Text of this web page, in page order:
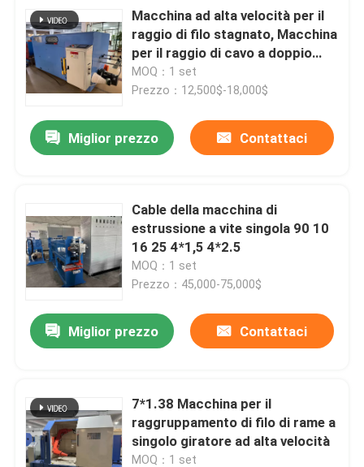
Macchina ad alta velocità per il
raggio di filo stagnato, Macchina
per il raggio di cavo a doppio
raggio
MOQ：1 set
Prezzo：12,500$-18,000$
Miglior prezzo Contattaci
Cable della macchina di
estrussione a vite singola 90 10
16 25 4*1,5 4*2.5
MOQ：1 set
Prezzo：45,000-75,000$
Miglior prezzo Contattaci
7*1.38 Macchina per il
raggruppamento di filo di rame a
singolo giratore ad alta velocità
MOQ：1 set